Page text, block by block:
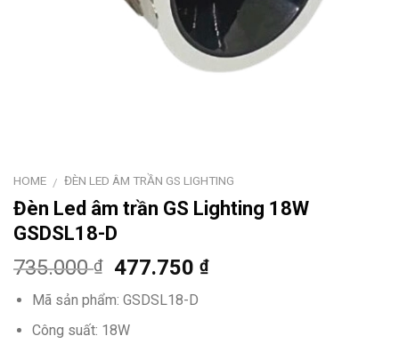
HOME / ĐÈN LED ÂM TRẦN GS LIGHTING
Đèn Led âm trần GS Lighting 18W
GSDSL18-D
735.000₫ 477.750₫
Mã sản phẩm: GSDSL18-D
Công suất: 18W